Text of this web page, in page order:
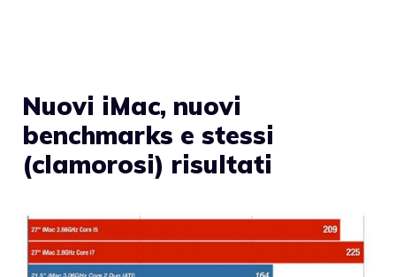
Nuovi iMac, nuovi
benchmarks e stessi
(clamorosi) risultati